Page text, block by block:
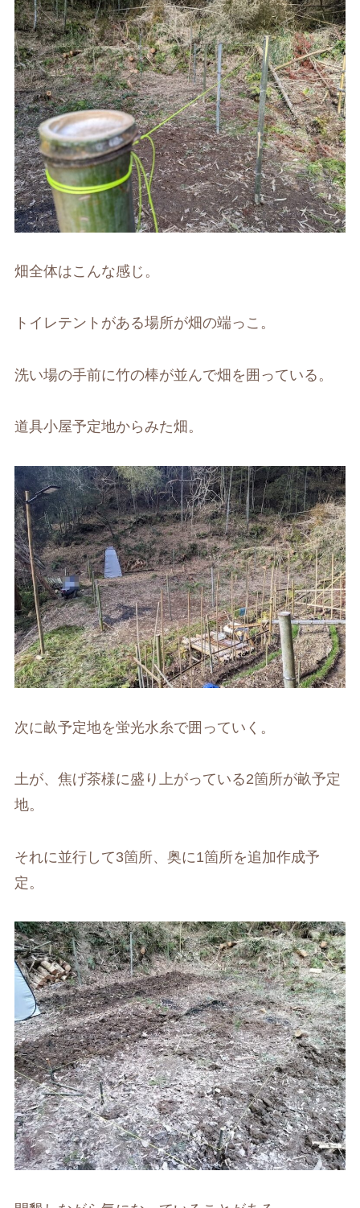
畑全体はこんな感じ。
トイレテントがある場所が畑の端っこ。
洗い場の手前に竹の棒が並んで畑を囲っている。
道具小屋予定地からみた畑。
次に畝予定地を蛍光水糸で囲っていく。
土が、焦げ茶様に盛り上がっている2箇所が畝予定
地。
それに並行して3箇所、奥に1箇所を追加作成予
定。